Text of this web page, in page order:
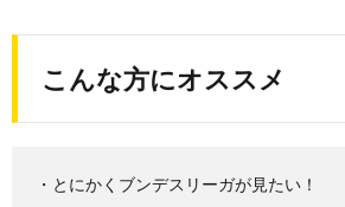
こんな方にオススメ
・とにかくブンデスリーガが見たい！